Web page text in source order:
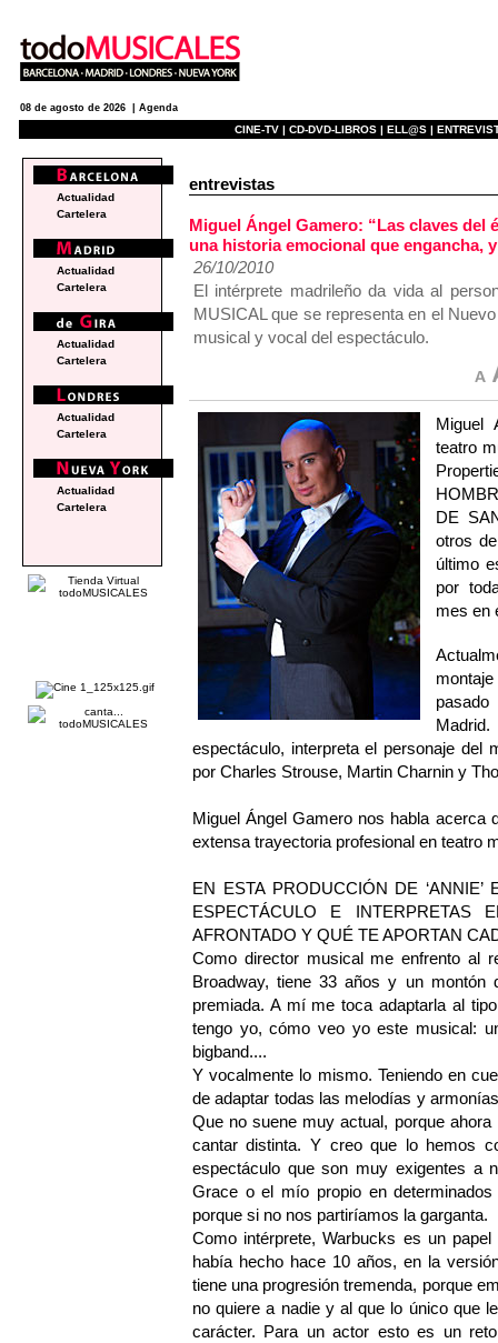
08 de agosto de 2026 | Agenda
CINE-TV | CD-DVD-LIBROS | ELL@S |
entrevistas
Miguel Ángel Gamero: “Las claves del
una historia emocional que engancha,
26/10/2010
El intérprete madrileño da vida al
MUSICAL que se representa en el
musical y vocal del espectáculo.
Miguel
teatro
DE
otros
último
por
mes en
espectáculo, interpreta el personaje del
por Charles Strouse, Martin Charnin y
Miguel Ángel Gamero nos habla
extensa trayectoria profesional en teatro
EN ESTA PRODUCCIÓN DE
ESPECTÁCULO E INTERPRETAS
AFRONTADO Y QUÉ TE APORTAN
Como director musical me enfrento al
Broadway, tiene 33 años y un
premiada. A mí me toca adaptarla al
tengo yo, cómo veo yo este musical:
bigband....
Y vocalmente lo mismo. Teniendo en
de adaptar todas las melodías y
Que no suene muy actual, porque
cantar distinta. Y creo que lo hemos
espectáculo que son muy exigentes a
Grace o el mío propio en
porque si no nos partiríamos la garganta.
Como intérprete, Warbucks es un
había hecho hace 10 años, en la
tiene una progresión tremenda, porque
no quiere a nadie y al que lo único que
carácter. Para un actor esto es un
Actualidad
Cartelera
Actualidad
Cartelera
Actualidad
Cartelera
Actualidad
Cartelera
Actualidad
Cartelera